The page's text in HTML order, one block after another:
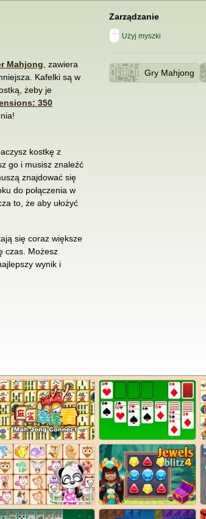
Mahjong, zawiera
Kafelki są w
żeby je
350
kostkę z
go i musisz znaleźć
znajdować się
do połączenia w
to, że aby ułożyć
się coraz większe
czas. Możesz
wynik i
Zarządzanie
Użyj myszki
Gry Mahjong